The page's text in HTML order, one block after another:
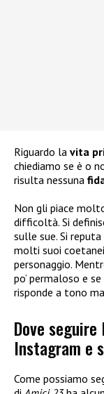
Riguardo la vita
chiediamo se è o
risulta nessuna
Non gli piace
difficoltà. Si
sulle sue. Si
molti suoi
personaggio.
po’ permaloso e
risponde a tono
Dove
Instagram e
Come possiamo